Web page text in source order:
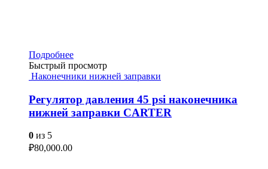
Подробнее
Быстрый просмотр
Наконечники нижней заправки
Регулятор давления 45 psi наконечника
нижней заправки CARTER
0 из 5
₽80,000.00